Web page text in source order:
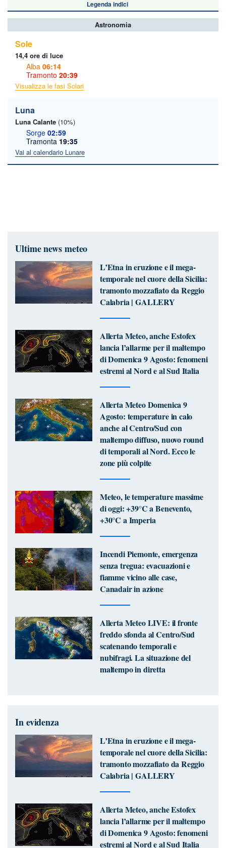
Legenda indici
Astronomia
Sole
14,4 ore di luce
Alba 06:14
Tramonto 20:39
Visualizza le fasi Solari
Luna
Luna Calante (10%)
Sorge 02:59
Tramonta 19:35
Vai al calendario Lunare
Ultime news meteo
L’Etna in eruzione e il mega-
temporale nel cuore della Sicilia:
tramonto mozzafiato da Reggio
Calabria | GALLERY
Allerta Meteo, anche Estofex
lancia l’allarme per il maltempo
di Domenica 9 Agosto: fenomeni
estremi al Nord e al Sud Italia
Allerta Meteo Domenica 9
Agosto: temperature in calo
anche al Centro/Sud con
maltempo diffuso, nuovo round
di temporali al Nord. Ecco le
zone più colpite
Meteo, le temperature massime
di oggi: +39°C a Benevento,
+30°C a Imperia
Incendi Piemonte, emergenza
senza tregua: evacuazioni e
fiamme vicino alle case,
Canadair in azione
Allerta Meteo LIVE: il fronte
freddo sfonda al Centro/Sud
scatenando temporali e
nubifragi. La situazione del
maltempo in diretta
In evidenza
L’Etna in eruzione e il mega-
temporale nel cuore della Sicilia:
tramonto mozzafiato da Reggio
Calabria | GALLERY
Allerta Meteo, anche Estofex
lancia l’allarme per il maltempo
di Domenica 9 Agosto: fenomeni
estremi al Nord e al Sud Italia